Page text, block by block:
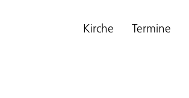
Kirche Termine